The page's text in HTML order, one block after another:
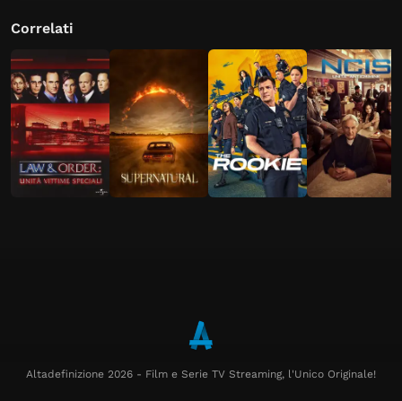
Correlati
Altadefinizione 2026 - Film e Serie TV Streaming, l'Unico Originale!